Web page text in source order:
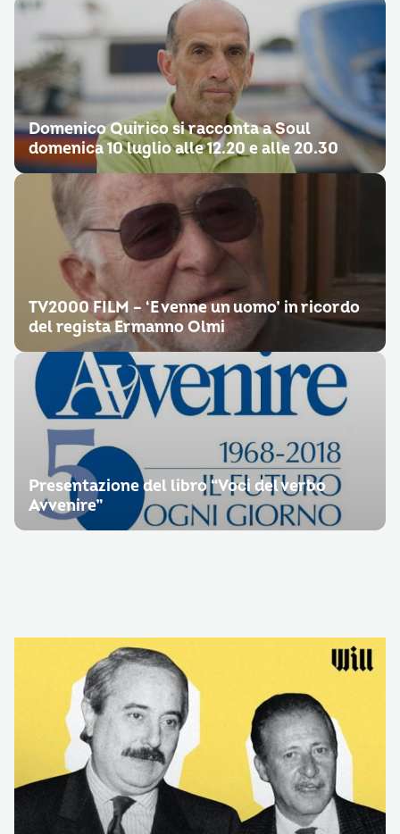
Domenico Quirico si racconta a Soul
domenica 10 luglio alle 12.20 e alle 20.30
TV2000 FILM – ‘E venne un uomo’ in ricordo
del regista Ermanno Olmi
Presentazione del libro “Voci del verbo
Avvenire”